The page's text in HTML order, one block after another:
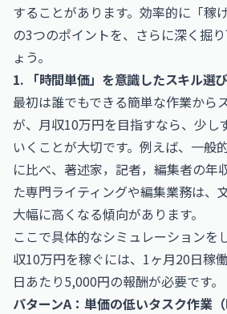
することがあります。効率的に「稼
の3つのポイントを、さらに深く掘
ょう。
1. 「時間単価」を意識したスキル選び
最初は誰でもできる簡単な作業から
が、月収10万円を目指すなら、少し
いくことが大切です。例えば、一般
に比べ、 著述家，記者，編集者の年
た専門ライティングや編集業務は、
大幅に高くなる傾向があります。
ここで具体的なシミュレーションを
収10万円を稼ぐには、1ヶ月20日稼
日あたり5,000円の報酬が必要です。
パターンA：単価の低いタスク作業